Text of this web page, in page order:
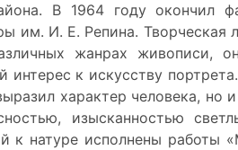
В 1964 году окончил
им. И. Е. Репина. Творческая
жанрах живописи,
к искусству
характер человека, но и
изысканностью
к натуре исполнены работы